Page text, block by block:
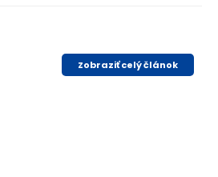
Zobraziť celý článok